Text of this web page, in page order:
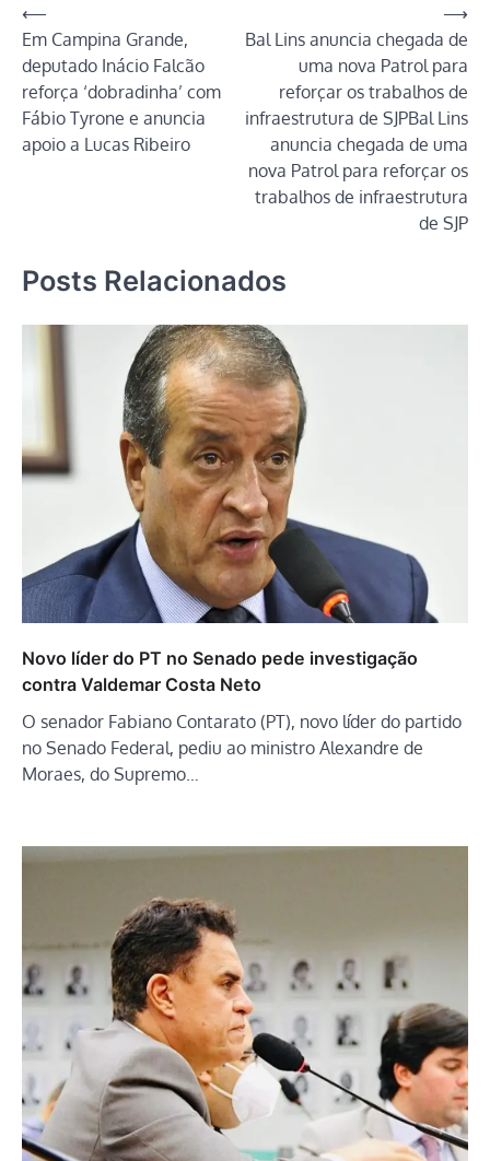
Navegação
de
Post
⟵
Em Campina Grande,
deputado Inácio Falcão
reforça ‘dobradinha’ com
Fábio Tyrone e anuncia
apoio a Lucas Ribeiro
Bal Lins anuncia chegada de
uma nova Patrol para
reforçar os trabalhos de
infraestrutura de SJPBal Lins
anuncia chegada de uma
nova Patrol para reforçar os
trabalhos de infraestrutura
de SJP
⟶
Posts Relacionados
Novo líder do PT no Senado pede investigação
contra Valdemar Costa Neto
O senador Fabiano Contarato (PT), novo líder do partido
no Senado Federal, pediu ao ministro Alexandre de
Moraes, do Supremo…